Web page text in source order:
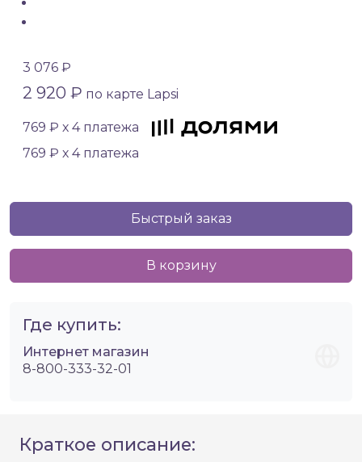
3 076 ₽
2 920 ₽ по карте Lapsi
769 ₽ х 4 платежа
769 ₽ х 4 платежа
Быстрый заказ
В корзину
Где купить:
Интернет магазин
8-800-333-32-01
Краткое описание: